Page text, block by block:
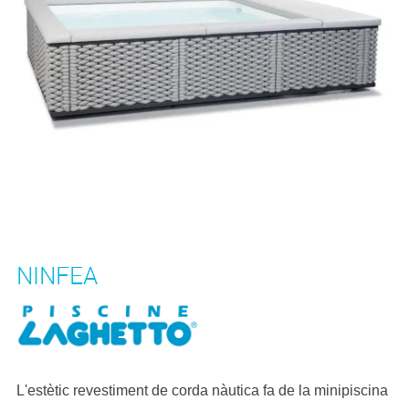
NINFEA
L'estètic revestiment de corda nàutica fa de la minipiscina